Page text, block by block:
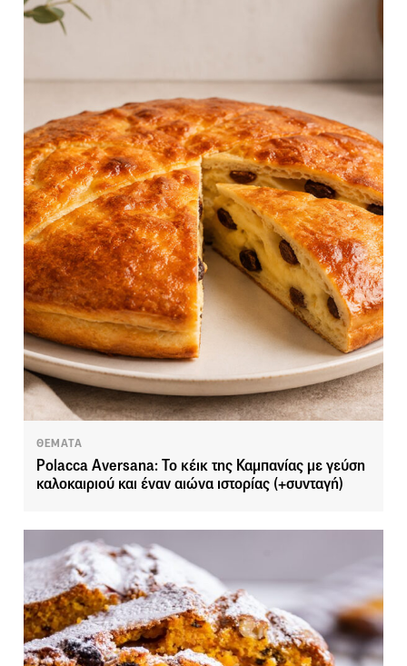
ΘΕΜΑΤΑ
Polacca Aversana: Το κέικ της Καμπανίας με γεύση
καλοκαιριού και έναν αιώνα ιστορίας (+συνταγή)